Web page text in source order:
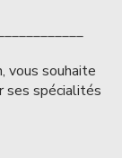
vous souhaite
ses spécialités